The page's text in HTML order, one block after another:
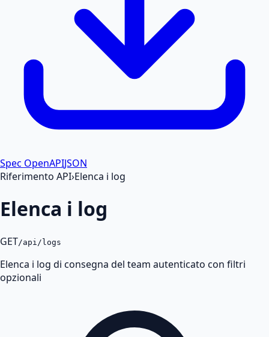
Spec OpenAPIJSON
Riferimento API›Elenca i log
Elenca i log
GET/api/logs
Elenca i log di consegna del team autenticato con filtri
opzionali